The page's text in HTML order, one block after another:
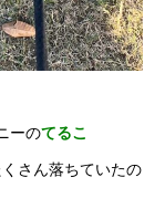
ーのてるこ
さん落ちていたの